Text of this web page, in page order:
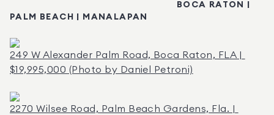
BOCA RATON |
PALM BEACH | MANALAPAN
249 W Alexander Palm Road, Boca Raton, FLA |
$19,995,000 (Photo by Daniel Petroni)
2270 Wilsee Road, Palm Beach Gardens, Fla. |